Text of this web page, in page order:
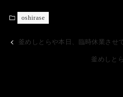
oshirase
釜めしとらや本日、臨時休業させ
釜めしと